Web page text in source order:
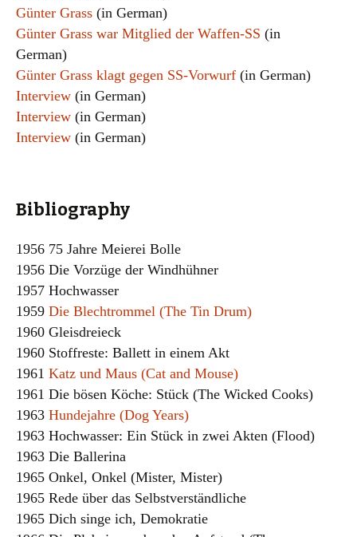
Günter Grass (in German)
Günter Grass war Mitglied der Waffen-SS (in
German)
Günter Grass klagt gegen SS-Vorwurf (in German)
Interview (in German)
Interview (in German)
Interview (in German)
Bibliography
1956 75 Jahre Meierei Bolle
1956 Die Vorzüge der Windhühner
1957 Hochwasser
1959 Die Blechtrommel (The Tin Drum)
1960 Gleisdreieck
1960 Stoffreste: Ballett in einem Akt
1961 Katz und Maus (Cat and Mouse)
1961 Die bösen Köche: Stück (The Wicked Cooks)
1963 Hundejahre (Dog Years)
1963 Hochwasser: Ein Stück in zwei Akten (Flood)
1963 Die Ballerina
1965 Onkel, Onkel (Mister, Mister)
1965 Rede über das Selbstverständliche
1965 Dich singe ich, Demokratie